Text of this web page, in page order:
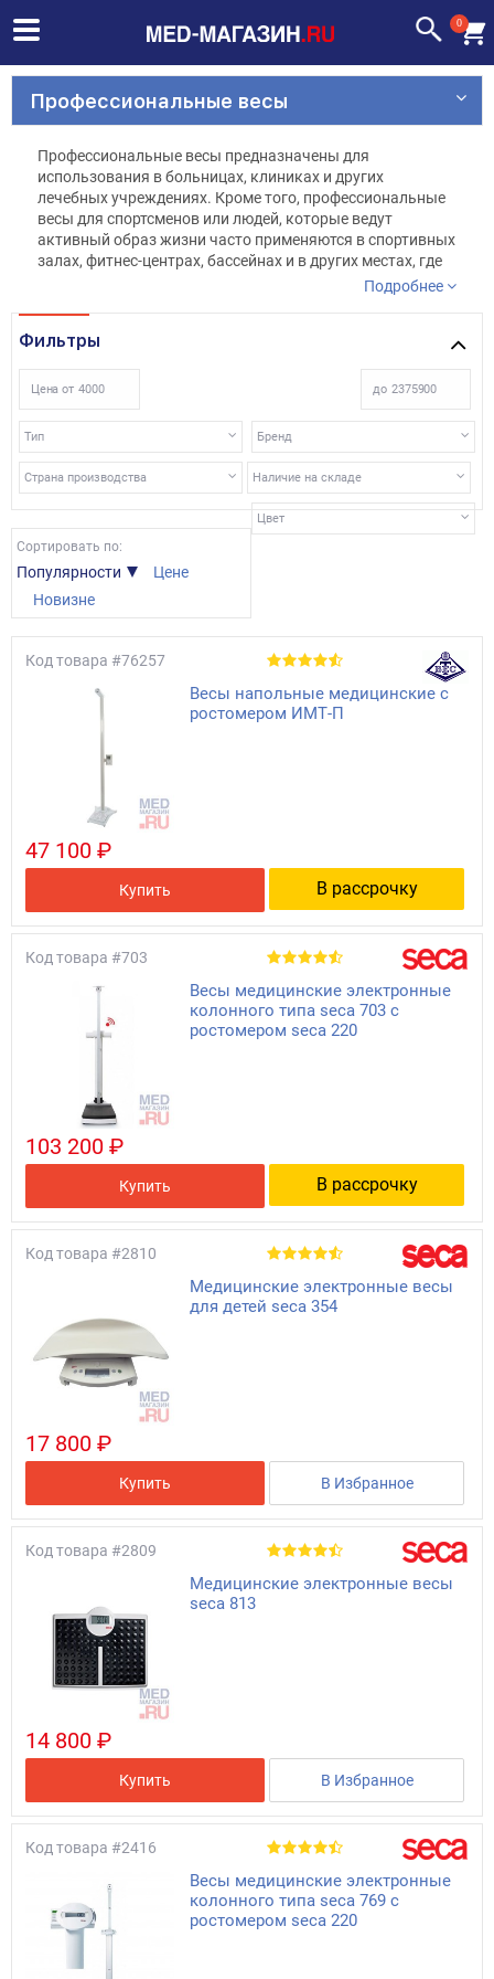
0
Профессиональные весы
Профессиональные весы предназначены для
использования в больницах, клиниках и других
лечебных учреждениях. Кроме того, профессиональные
весы для спортсменов или людей, которые ведут
активный образ жизни часто применяются в спортивных
залах, фитнес-центрах, бассейнах и в других местах, где
содержание мышечной и костной ткани, содержание
воды и жиров в организме.
Подробнее
Фильтры
Цена от до
Тип Бренд
Страна производства Наличие на складе
Цвет
Сортировать по:
Популярности
Цене
Новизне
Код товара #76257
Весы напольные медицинские с
ростомером ИМТ-П
47 100 ₽
Купить В рассрочку
Код товара #703
Весы медицинские электронные
колонного типа seca 703 с
ростомером seca 220
103 200 ₽
Купить В рассрочку
Код товара #2810
Медицинские электронные весы
для детей seca 354
17 800 ₽
Купить В Избранное
Код товара #2809
Медицинские электронные весы
seca 813
14 800 ₽
Купить В Избранное
Код товара #2416
Весы медицинские электронные
колонного типа seca 769 с
ростомером seca 220